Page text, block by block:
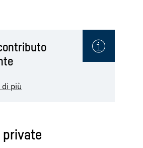
di più